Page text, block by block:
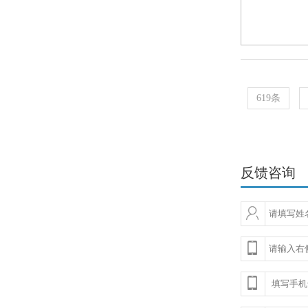
619条
反馈咨询